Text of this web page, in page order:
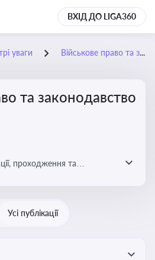
ВХІД ДО LIGA360
уваги Військове право та законодавство
та законодавство
проходження та
час
Усі публікації